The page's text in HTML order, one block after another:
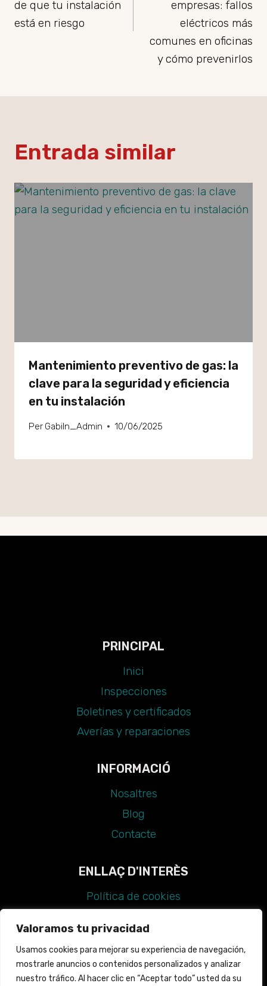
Valoramos tu privacidad
Usamos cookies para mejorar su experiencia de navegación,
mostrarle anuncios o contenidos personalizados y analizar
nuestro tráfico. Al hacer clic en “Aceptar todo” usted da su
de que tu instalación
está en riesgo
empresas: fallos
eléctricos más
comunes en oficinas
y cómo prevenirlos
Entrada similar
Mantenimiento preventivo de gas: la
clave para la seguridad y eficiencia
en tu instalación
Per GabiIn_Admin 10/06/2025
PRINCIPAL
Inici
Inspecciones
Boletines y certificados
Averías y reparaciones
INFORMACIÓ
Nosaltres
Blog
Contacte
ENLLAÇ D'INTERÈS
Política de cookies
Política de privadesa
Declaració d'accessibilitat
Guia d'estil